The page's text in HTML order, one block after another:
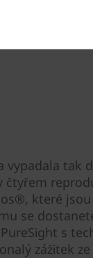
vypadala tak
čtyřem
které jsou
se
PureSight s
zážitek